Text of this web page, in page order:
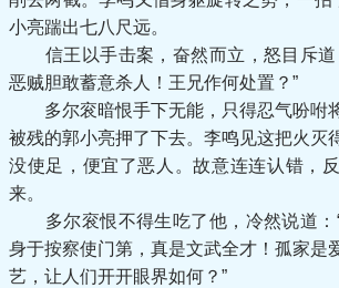
小亮踹出七八尺远。
信王以手击案，奋然而立，怒目斥道
恶贼胆敢蓄意杀人！王兄作何处置？”
多尔衮暗恨手下无能，只得忍气吩咐
被残的郭小亮押了下去。李鸣见这把火灭
没使足，便宜了恶人。故意连连认错，
来。
多尔衮恨不得生吃了他，冷然说道：
身于按察使门第，真是文武全才！孤家是
艺，让人们开开眼界如何？”